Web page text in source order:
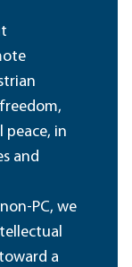
peace, in
and
PC, we
a